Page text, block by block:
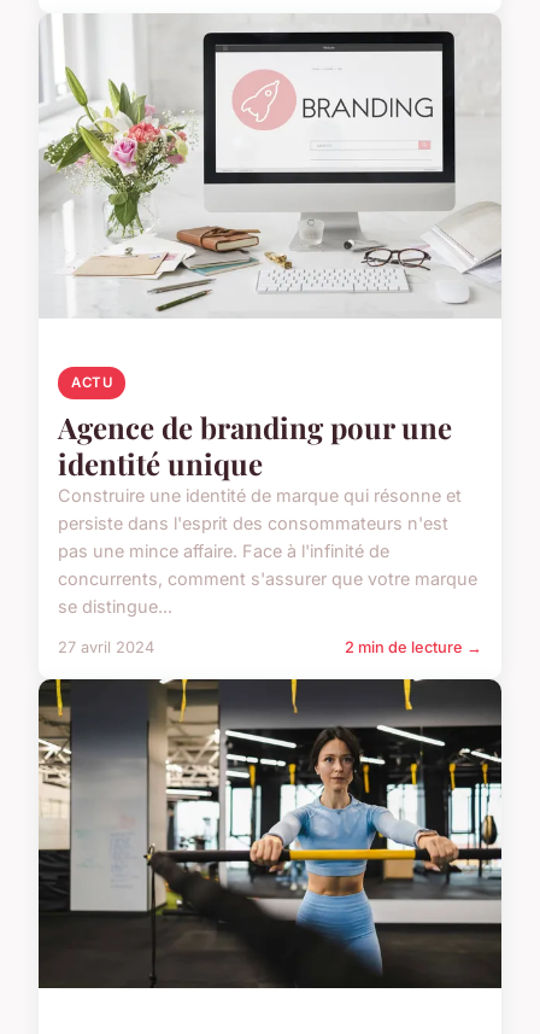
ACTU
Agence de branding pour une
identité unique
Construire une identité de marque qui résonne et
persiste dans l'esprit des consommateurs n'est
pas une mince affaire. Face à l'infinité de
concurrents, comment s'assurer que votre marque
se distingue...
27 avril 2024 2 min de lecture →